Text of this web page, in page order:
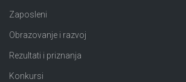
Zaposleni
Obrazovanje i razvoj
Rezultati i priznanja
Konkursi